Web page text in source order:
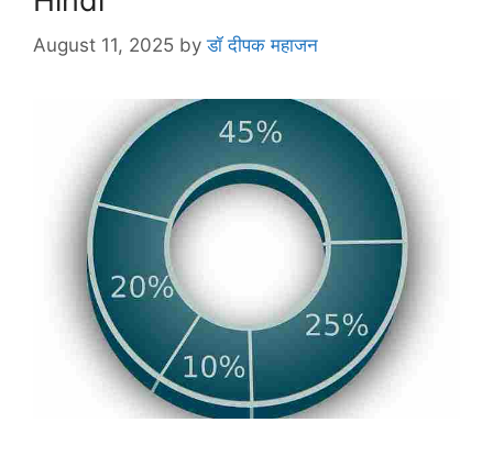
August 11, 2025 byडॉ दीपक महाजन